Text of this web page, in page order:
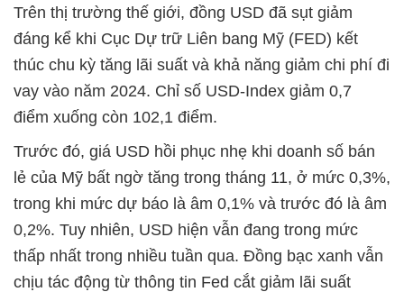
Trên thị trường thế giới, đồng USD đã sụt giảm
đáng kể khi Cục Dự trữ Liên bang Mỹ (FED) kết
thúc chu kỳ tăng lãi suất và khả năng giảm chi phí đi
vay vào năm 2024. Chỉ số USD-Index giảm 0,7
điểm xuống còn 102,1 điểm.
Trước đó, giá USD hồi phục nhẹ khi doanh số bán
lẻ của Mỹ bất ngờ tăng trong tháng 11, ở mức 0,3%,
trong khi mức dự báo là âm 0,1% và trước đó là âm
0,2%. Tuy nhiên, USD hiện vẫn đang trong mức
thấp nhất trong nhiều tuần qua. Đồng bạc xanh vẫn
chịu tác động từ thông tin Fed cắt giảm lãi suất